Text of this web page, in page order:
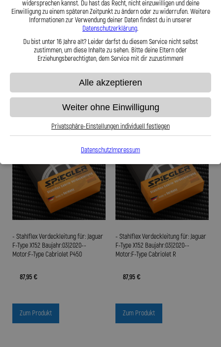
- Stahlflex Verdeckleitung für: Jaguar
F-Type X152 Baujahr:03|2020--
87,95 €
- Stahlflex Verdeckleitung für: Jaguar
F-Type X152 Baujahr:03|2020--
Motor:F-Type Cabriolet P450
87,95 €
Zum Produkt
- Stahlflex Verdeckleitung für: Jaguar
F-Type X152 Baujahr:03|2020--
Motor:F-Type Cabriolet P450
87,95 €
Zum Produkt
- Stahlflex Verdeckleitung für: Jaguar
F-Type X152 Baujahr:03|2020--
Motor:F-Type Cabriolet R
87,95 €
Zum Produkt
widersprechen kannst. Du hast das Recht, nicht einzuwilligen und deine
Einwilligung zu einem späteren Zeitpunkt zu ändern oder zu widerrufen. Weitere
Informationen zur Verwendung deiner Daten findest du in unserer
Datenschutzerklärung.
Du bist unter 16 Jahre alt? Leider darfst du diesem Service nicht selbst
zustimmen, um diese Inhalte zu sehen. Bitte deine Eltern oder
Erziehungsberechtigten, dem Service mit dir zuzustimmen!
Alle akzeptieren
Weiter ohne Einwilligung
Privatsphäre-Einstellungen individuell festlegen
DatenschutzImpressum